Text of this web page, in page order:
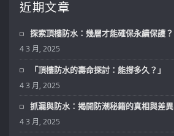
近期文章
探索頂樓防水：幾層才能確保永續保護？
4 3 月, 2025
「頂樓防水的壽命探討：能撐多久？」
4 3 月, 2025
抓漏與防水：揭開防潮秘籍的真相與差異
4 3 月, 2025